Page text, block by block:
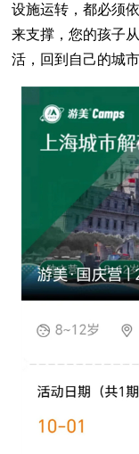
设施运转，都必须
来支撑，您的孩子
活，回到自己的城